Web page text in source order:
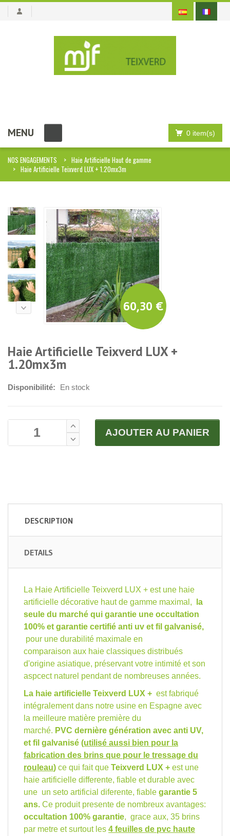
MENU 0 item(s)
NOS ENGAGEMENTS
Haie Artificielle Haut de gamme
Haie Artificielle Teixverd LUX + 1.20mx3m
60,30 €
Haie Artificielle Teixverd LUX +
1.20mx3m
Disponibilité: En stock
AJOUTER AU PANIER
DESCRIPTION
DETAILS
La Haie Artificielle Teixverd LUX + est une haie
artificielle décorative haut de gamme maximal, la
seule du marché qui garantie une occultation
100% et garantie certifié anti uv et fil galvanisé,
pour une durabilité maximale en
comparaison aux haie classiques distribués
d'origine asiatique, préservant votre intimité et son
aspcect naturel pendant de nombreuses années.
La haie artificielle Teixverd LUX + est fabriqué
intégralement dans notre usine en Espagne avec
la meilleure matière première du
marché. PVC dernière génération avec anti UV,
et fil galvanisé (utilisé aussi bien pour la
fabrication des brins que pour le tressage du
rouleau) ce qui fait que Teixverd LUX + est une
haie artificielle differente, fiable et durable avec
une un seto artificial diferente, fiable garantie 5
ans. Ce produit presente de nombreux avantages:
occultation 100% garantie, grace aux, 35 brins
par metre et surtout les 4 feuilles de pvc haute